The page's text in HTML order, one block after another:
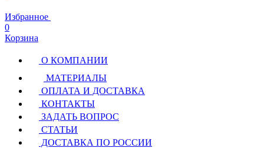
Избранное
0
Корзина
О КОМПАНИИ
МАТЕРИАЛЫ
ОПЛАТА И ДОСТАВКА
КОНТАКТЫ
ЗАДАТЬ ВОПРОС
СТАТЬИ
ДОСТАВКА ПО РОССИИ